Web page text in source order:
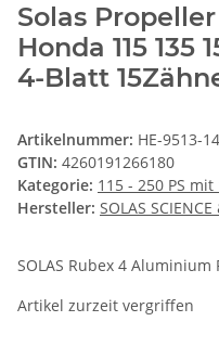
Solas
Honda 115 135
4-Blatt
Artikelnummer: HE-9513-
GTIN: 4260191266180
Kategorie: 115 - 250 PS
Hersteller: SOLAS
SOLAS Rubex 4 Aluminium
Artikel zurzeit vergriffen